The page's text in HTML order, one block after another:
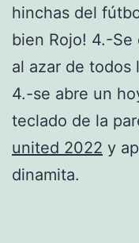
hinchas del
bien Rojo! 4.-Se
al azar de todos
4.-se abre un
teclado de la
united 2022 y
dinamita.